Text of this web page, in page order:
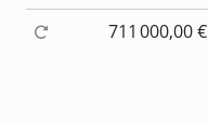
711 000,00 €